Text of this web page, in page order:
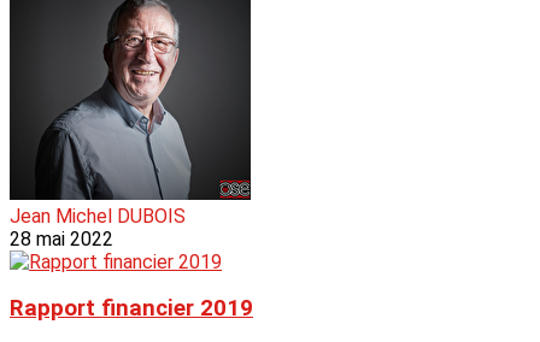
Jean Michel DUBOIS
28 mai 2022
Rapport financier 2019